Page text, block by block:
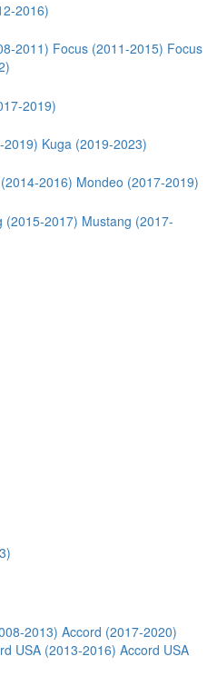
2016)
2011) Focus (2011-2015) Focus
2019)
2019) Kuga (2019-2023)
2016) Mondeo (2017-2019)
(2015-2017) Mustang (2017-
2013) Accord (2017-2020)
USA (2013-2016) Accord USA